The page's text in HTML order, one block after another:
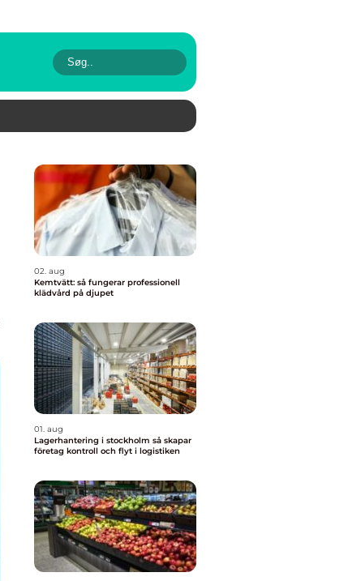
02. aug
Kemtvätt: så fungerar professionell
klädvård på djupet
01. aug
Lagerhantering i stockholm så skapar
företag kontroll och flyt i logistiken